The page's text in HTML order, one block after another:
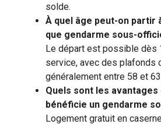
solde.
À quel âge peut-on partir
que gendarme sous-
Le départ est possible dès
service, avec des plafonds
généralement entre 58 et
Quels sont les
bénéficie un gendarme
Logement gratuit en